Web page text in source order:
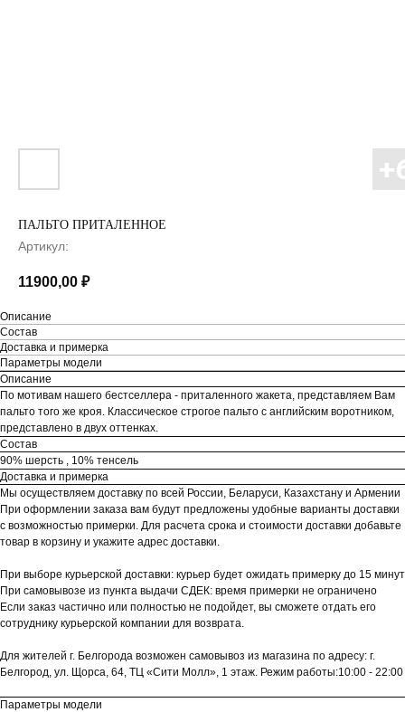
ПАЛЬТО ПРИТАЛЕННОЕ
Артикул:
11900,00 ₽
Описание
Состав
Доставка и примерка
Параметры модели
Описание
По мотивам нашего бестселлера - приталенного жакета, представляем Вам
пальто того же кроя. Классическое строгое пальто с английским воротником,
представлено в двух оттенках.
Состав
90% шерсть , 10% тенсель
Доставка и примерка
Мы осуществляем доставку по всей России, Беларуси, Казахстану и Армении
При оформлении заказа вам будут предложены удобные варианты доставки
с возможностью примерки. Для расчета срока и стоимости доставки добавьте
товар в корзину и укажите адрес доставки.
При выборе курьерской доставки: курьер будет ожидать примерку до 15 минут
При самовывозе из пункта выдачи СДЕК: время примерки не ограничено
Если заказ частично или полностью не подойдет, вы сможете отдать его
сотруднику курьерской компании для возврата.
Для жителей г. Белгорода возможен самовывоз из магазина по адресу: г.
Белгород, ул. Щорса, 64, ТЦ «Сити Молл», 1 этаж. Режим работы:10:00 - 22:00
Параметры модели